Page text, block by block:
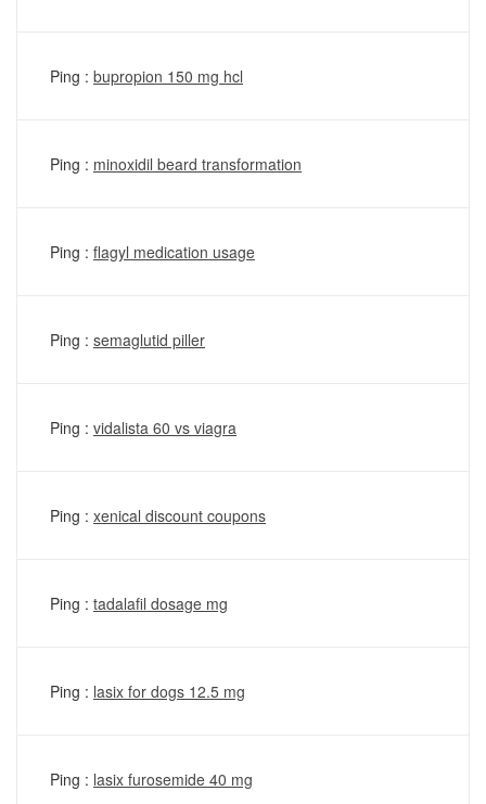
Ping : bupropion 150 mg hcl
Ping : minoxidil beard transformation
Ping : flagyl medication usage
Ping : semaglutid piller
Ping : vidalista 60 vs viagra
Ping : xenical discount coupons
Ping : tadalafil dosage mg
Ping : lasix for dogs 12.5 mg
Ping : lasix furosemide 40 mg